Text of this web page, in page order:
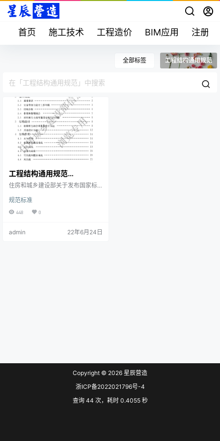
首页 施工技术 工程造价 BIM应用 注册考
全部标签 工程结构通用规范
工程结构通用规范
GB55001-2021
住房和城乡建设部关于发布国家标
现批准《工程结构通用规范》为
国家标准，编号为GB 55001-202
必须严格执行。现行工程建设标准
规范标准
448 0
admin 22年6月24日
Copyright © 2026 星辰营造
浙ICP备2022021796号-4
查询 44 次，耗时 0.4055 秒